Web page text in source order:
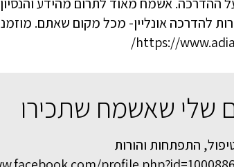
להדרכה אונליין- מכל מקום שאתם.
https://
שלי שאשמח שתכירו
התפתחות והורות